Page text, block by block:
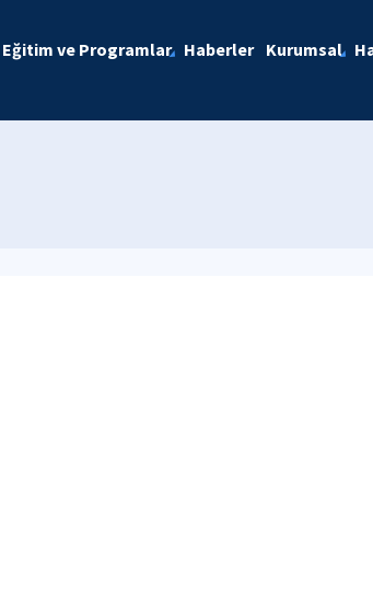
Eğitim ve Programlar Haberler Kurumsal